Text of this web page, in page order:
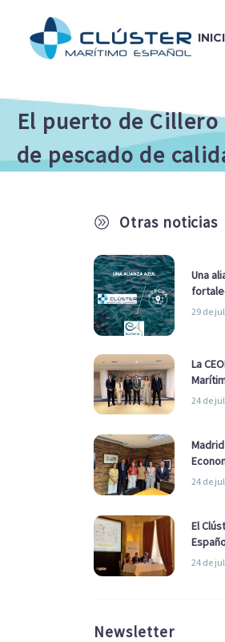
El puerto de
de pescado de
A Otras noticias
Una
sector
29 de
La
24 de
24 de
El
24 de
Newsletter